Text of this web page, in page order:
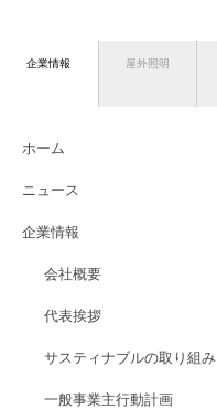
企業情報 屋外照明
ホーム
ニュース
企業情報
会社概要
代表挨拶
サスティナブルの取り組み
一般事業主行動計画